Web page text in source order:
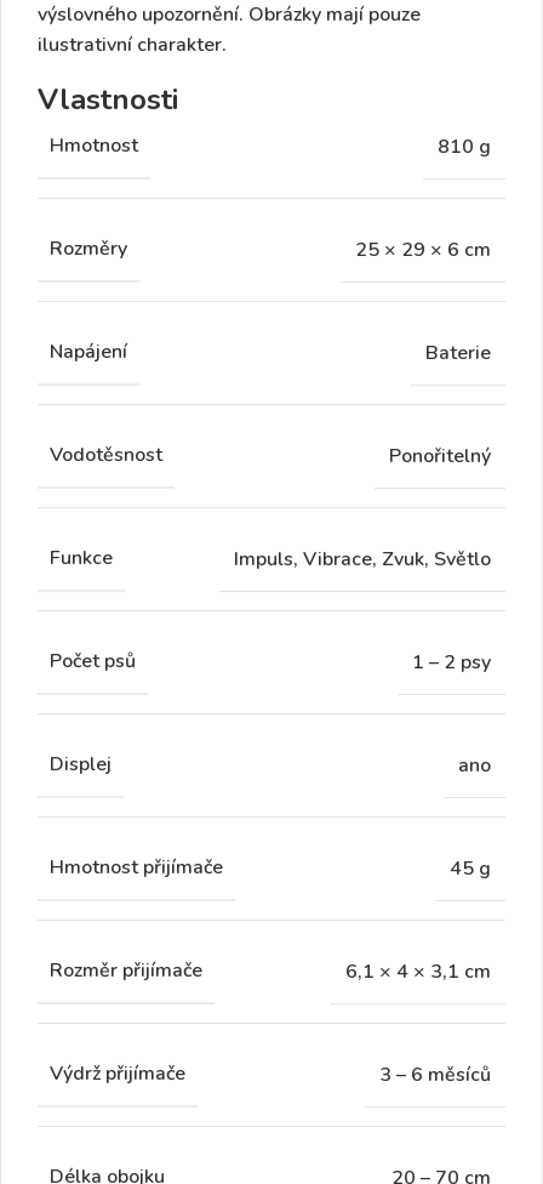
výslovného upozornění. Obrázky mají pouze
ilustrativní charakter.
Vlastnosti
Hmotnost 810 g
Rozměry 25 × 29 × 6 cm
Napájení Baterie
Vodotěsnost Ponořitelný
Funkce Impuls, Vibrace, Zvuk, Světlo
Počet psů 1 – 2 psy
Displej ano
Hmotnost přijímače 45 g
Rozměr přijímače 6,1 × 4 × 3,1 cm
Výdrž přijímače 3 – 6 měsíců
Délka obojku 20 – 70 cm